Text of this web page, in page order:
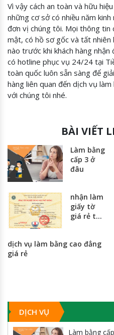
Vì vậy cách an toàn và hữu
những cơ sở có nhiều năm
đơn vị chúng tôi. Mọi thông tin
mật, có hồ sơ gốc và tất nhiên
nào trước khi khách hàng
có hotline phục vụ 24/24 tại
toàn quốc luôn sẵn sàng để
hàng liên quan đến dịch vụ
với chúng tôi nhé.
BÀI VIẾT
Làm bằng
cấp 3 ở
đâu
nhận làm
giấy tờ
giá rẻ tại
phố hồ
dịch vụ làm bằng cao đẳng
giá rẻ
DỊCH VỤ
Làm bằng